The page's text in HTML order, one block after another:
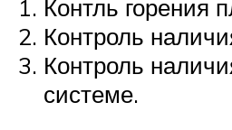
Контль горения
Контроль
Контроль
системе.